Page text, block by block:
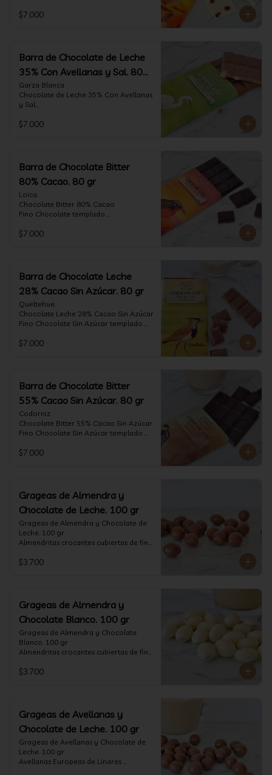
frambuesas deshidratadas, con un perfil
Formato: tableta 80 gramos.
$7.000
Barra de Chocolate de Leche
35% Con Avellanas y Sal. 80
gr
Garza Blanca.
Chocolate de Leche 35% Con Avellanas
y Sal
artesanalmente con Avellanas
con la textura y complemento de sabor
de las avellanas y sal.
Formato: tableta 80 gramos.
$7.000
Barra de Chocolate Bitter
80% Cacao. 80 gr
Loica.
Chocolate Bitter 80% Cacao
Fino Chocolate templado
de frutas rojas, zeste de pomelo y
$7.000
Barra de Chocolate Leche
28% Cacao Sin Azúcar. 80 gr
Queltehue.
Chocolate Leche 28% Cacao Sin Azúcar
Fino Chocolate Sin Azúcar templado
aterciopelado de frutas rojas y cacao
$7.000
Barra de Chocolate Bitter
55% Cacao Sin Azúcar. 80 gr
Codorniz.
Chocolate Bitter 55% Cacao Sin Azúcar
Fino Chocolate Sin Azúcar templado
aterciopelado de frutas rojas y cacao
$7.000
Grageas de Almendra y
Chocolate de Leche. 100 gr
Grageas de Almendra y Chocolate de
Leche. 100 gr
Almendritas crocantes cubiertas de fino
Formato: Bolsa 100 gramos
$3.700
Grageas de Almendra y
Chocolate Blanco. 100 gr
Grageas de Almendra y Chocolate
Blanco. 100 gr
Almendritas crocantes cubiertas de fino
Formato: Bolsa 100 gramos
$3.700
Grageas de Avellanas y
Chocolate de Leche. 100 gr
Grageas de Avellanas y Chocolate de
Leche. 100 gr
Avellanas Europeas de Linares